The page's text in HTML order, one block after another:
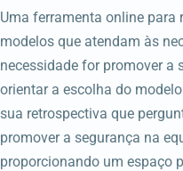
Uma ferramenta online para
modelos que atendam às
necessidade for promover a
orientar a escolha do
sua retrospectiva que
promover a segurança na
proporcionando um espaço